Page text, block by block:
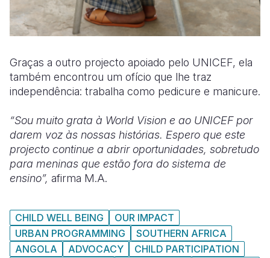
Graças a outro projecto apoiado pelo UNICEF, ela
também encontrou um ofício que lhe traz
independência: trabalha como pedicure e manicure.
“Sou muito grata à World Vision e ao UNICEF por
darem voz às nossas histórias. Espero que este
projecto continue a abrir oportunidades, sobretudo
para meninas que estão fora do sistema de
ensino”, afirma M.A.
CHILD WELL BEING
OUR IMPACT
URBAN PROGRAMMING
SOUTHERN AFRICA
ANGOLA
ADVOCACY
CHILD PARTICIPATION